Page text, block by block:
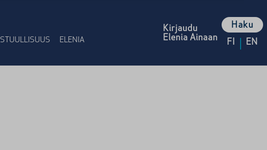
ELENIA
Kirjaudu
Elenia Ainaan
Haku
FI
| EN